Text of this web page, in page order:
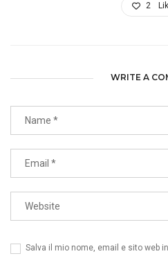
2
WRITE A
Salva il mio nome, email e sito web